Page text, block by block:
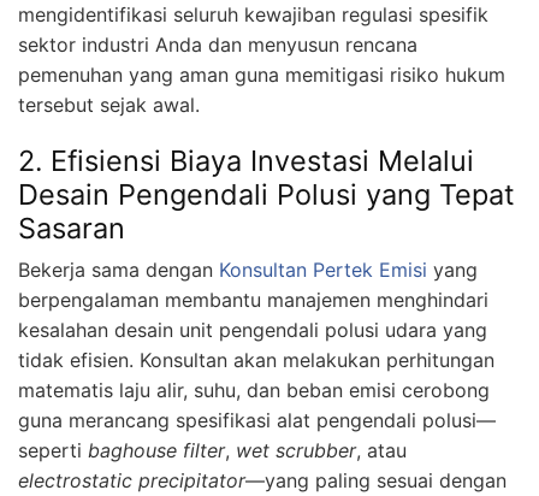
mengidentifikasi seluruh kewajiban regulasi spesifik
sektor industri Anda dan menyusun rencana
pemenuhan yang aman guna memitigasi risiko hukum
tersebut sejak awal.
2. Efisiensi Biaya Investasi Melalui
Desain Pengendali Polusi yang Tepat
Sasaran
Bekerja sama dengan Konsultan Pertek Emisi yang
berpengalaman membantu manajemen menghindari
kesalahan desain unit pengendali polusi udara yang
tidak efisien. Konsultan akan melakukan perhitungan
matematis laju alir, suhu, dan beban emisi cerobong
guna merancang spesifikasi alat pengendali polusi—
seperti baghouse filter, wet scrubber, atau
electrostatic precipitator—yang paling sesuai dengan